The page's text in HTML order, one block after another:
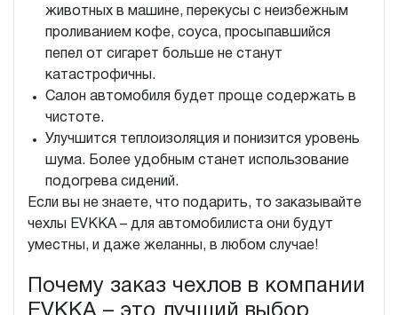
животных в машине, перекусы с неизбежным
проливанием кофе, соуса, просыпавшийся
пепел от сигарет больше не станут
катастрофичны.
Салон автомобиля будет проще содержать в
чистоте.
Улучшится теплоизоляция и понизится уровень
шума. Более удобным станет использование
подогрева сидений.
Если вы не знаете, что подарить, то заказывайте
чехлы EVKKA – для автомобилиста они будут
уместны, и даже желанны, в любом случае!
Почему заказ чехлов в компании